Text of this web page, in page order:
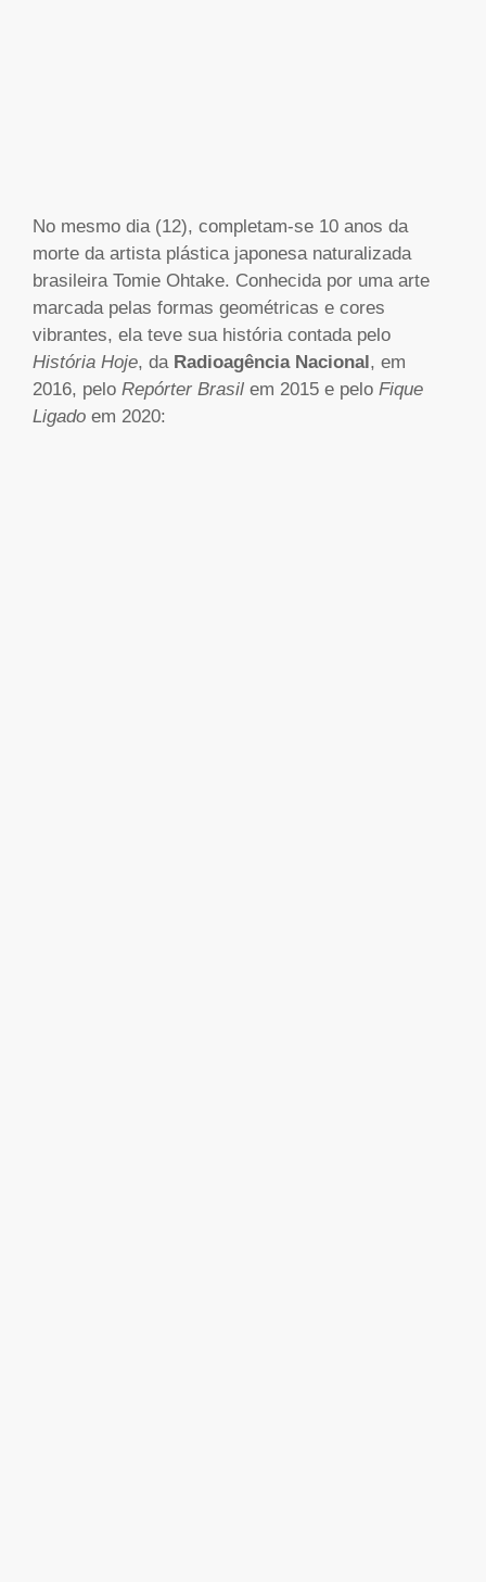
No mesmo dia (12), completam-se 10 anos da
morte da artista plástica japonesa naturalizada
brasileira Tomie Ohtake. Conhecida por uma arte
marcada pelas formas geométricas e cores
vibrantes, ela teve sua história contada pelo
História Hoje, da Radioagência Nacional, em
2016, pelo Repórter Brasil em 2015 e pelo Fique
Ligado em 2020: